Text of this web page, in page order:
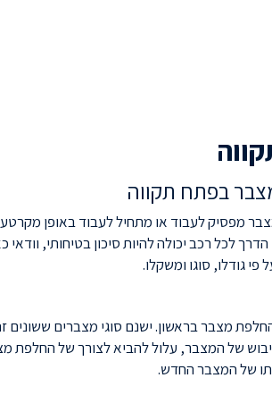
בפתח תקווה
מפסיק לעבוד או מתחיל לעבוד באופן
לכל רכב יכולה להיות סיכון בטיחותי,
גודלו, סוגו ומשקלו.
מצבר בראשון. ישנם סוגי מצברים
של המצבר, עלול להביא לצורך של
של המצבר החדש.